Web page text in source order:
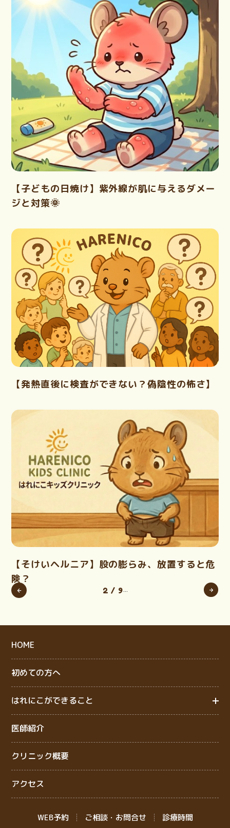
【子どもの日焼け】紫外線が肌に与えるダメー
ジと対策🌞
【発熱直後に検査ができない？偽陰性の怖さ】
【そけいヘルニア】股の膨らみ、放置すると危
険？
2 / 9...
HOME
初めての方へ
はれにこができること
医師紹介
クリニック概要
アクセス
WEB予約 ご相談・お問合せ 診療時間